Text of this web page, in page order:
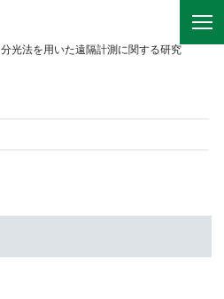
分光法を用いた遠隔計測に関する研究